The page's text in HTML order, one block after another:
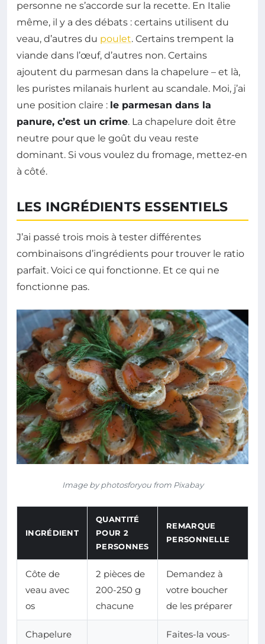
personne ne s’accorde sur la recette. En Italie
même, il y a des débats : certains utilisent du
veau, d’autres du poulet. Certains trempent la
viande dans l’œuf, d’autres non. Certains
ajoutent du parmesan dans la chapelure – et là,
les puristes milanais hurlent au scandale. Moi, j’ai
une position claire : le parmesan dans la
panure, c’est un crime. La chapelure doit être
neutre pour que le goût du veau reste
dominant. Si vous voulez du fromage, mettez-en
à côté.
LES INGRÉDIENTS ESSENTIELS
J’ai passé trois mois à tester différentes
combinaisons d’ingrédients pour trouver le ratio
parfait. Voici ce qui fonctionne. Et ce qui ne
fonctionne pas.
Image by photosforyou from Pixabay
INGRÉDIENT
QUANTITÉ
POUR 2
PERSONNES
REMARQUE
PERSONNELLE
Côte de
veau avec
os
2 pièces de
200-250 g
chacune
Demandez à
votre boucher
de les préparer
Chapelure
Faites-la vous-